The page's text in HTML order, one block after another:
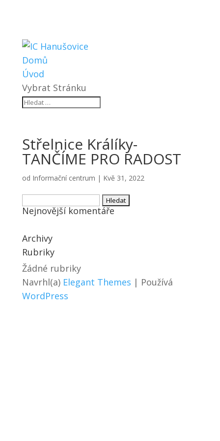
Domů
Úvod
Vybrat Stránku
Střelnice Králíky-
TANČÍME PRO RADOST
od Informační centrum | Kvě 31, 2022
Vyhledávání
Nejnovější komentáře
Archivy
Rubriky
Žádné rubriky
Navrhl(a) Elegant Themes | Používá
WordPress